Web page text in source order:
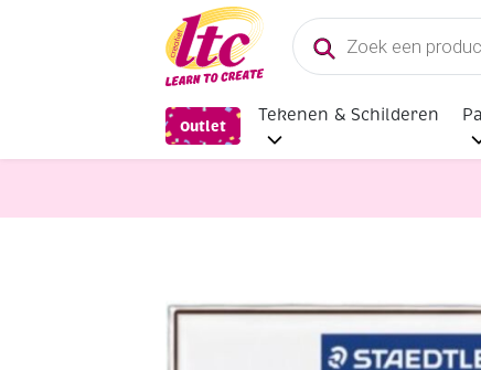
Producten
zoeken
Outlet
Tekenen & Schilderen
Fimo soft kunstklei,